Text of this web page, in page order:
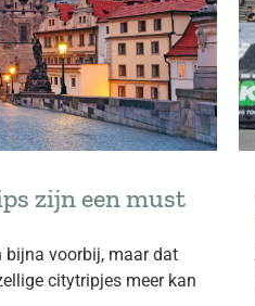
zijn een must
bijna voorbij, maar dat
citytripjes meer kan